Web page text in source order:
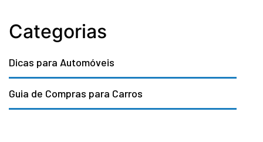
Categorias
Dicas para Automóveis
Guia de Compras para Carros